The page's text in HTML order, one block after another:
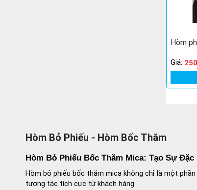
Hòm
Giá:
Hòm Bỏ Phiếu - Hòm Bốc Thăm
Hòm Bỏ Phiếu Bốc Thăm Mica: Tạo Sự
Hòm bỏ phiếu bốc thăm mica không chỉ là một
tương tác tích cực từ khách hàng.